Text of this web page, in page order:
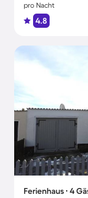
pro Nacht
4.8
Ferienhaus ∙ 4